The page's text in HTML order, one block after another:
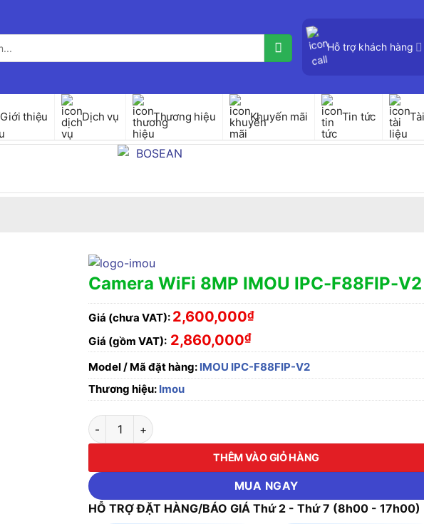
Hỗ trợ khách hàng
Giới thiệu Dịch vụ Thương hiệu Khuyến mãi Tin tức
Camera WiFi 8MP IMOU IPC-F88FIP-V2
Giá (chưa VAT): 2,600,000₫
Giá (gồm VAT): 2,860,000₫
Model / Mã đặt hàng: IMOU IPC-F88FIP-V2
Thương hiệu: Imou
Camera WiFi 8MP IMOU IPC-F88FIP-V2 số lượng
THÊM VÀO GIỎ HÀNG
MUA NGAY
HỖ TRỢ ĐẶT HÀNG/BÁO GIÁ Thứ 2 - Thứ 7 (8h00 - 17h00)